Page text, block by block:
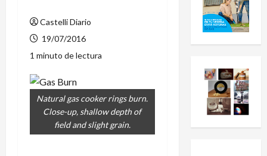
Castelli Diario
19/07/2016
1 minuto de lectura
Natural gas cooker rings burn.
Close-up, shallow depth of
field and slight grain.